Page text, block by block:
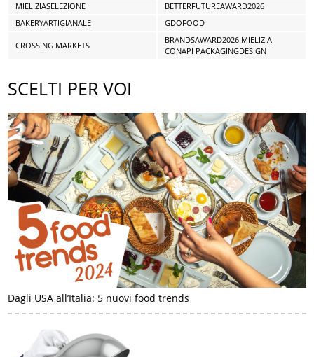
MIELIZIASELEZIONE
BETTERFUTUREAWARD2026
BAKERYARTIGIANALE
GDOFOOD
CROSSING MARKETS
BRANDSAWARD2026 MIELIZIA
CONAPI PACKAGINGDESIGN
SCELTI PER VOI
Dagli USA all’Italia: 5 nuovi food trends